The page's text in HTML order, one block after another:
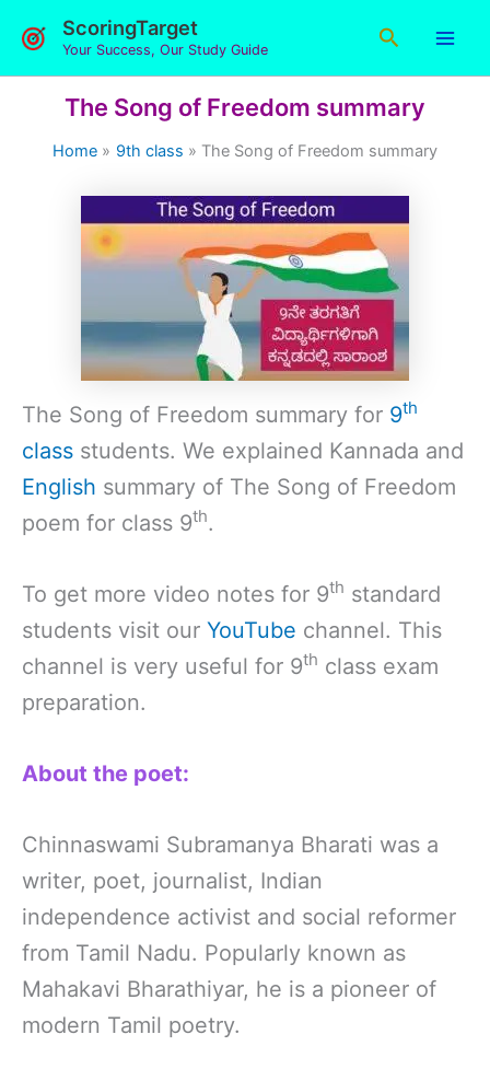
ScoringTarget
Your Success, Our Study Guide
Search
The Song of Freedom summary
Home 9th class The Song of Freedom summary
The Song of Freedom summary for 9th
class students. We explained Kannada and
English summary of The Song of Freedom
poem for class 9th.
To get more video notes for 9th standard
students visit our YouTube channel. This
channel is very useful for 9th class exam
preparation.
About the poet:
Chinnaswami Subramanya Bharati was a
writer, poet, journalist, Indian
independence activist and social reformer
from Tamil Nadu. Popularly known as
Mahakavi Bharathiyar, he is a pioneer of
modern Tamil poetry.